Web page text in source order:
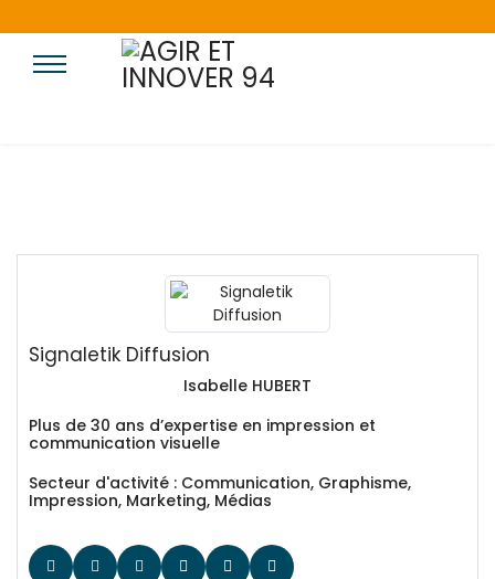
Signaletik Diffusion
Isabelle HUBERT
Plus de 30 ans d’expertise en impression et
communication visuelle
Secteur d'activité : Communication, Graphisme,
Impression, Marketing, Médias